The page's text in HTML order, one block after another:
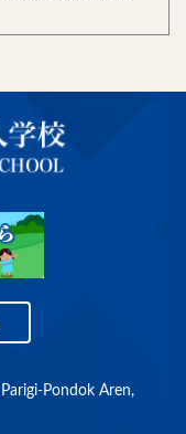
Parigi-Pondok Aren,